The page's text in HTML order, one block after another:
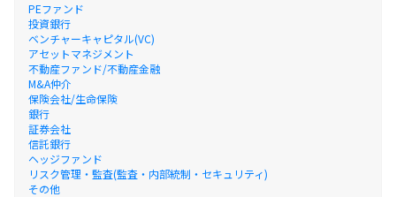
PEファンド
投資銀行
ベンチャーキャピタル(VC)
アセットマネジメント
不動産ファンド/不動産金融
M&A仲介
保険会社/生命保険
銀行
証券会社
信託銀行
ヘッジファンド
リスク管理・監査(監査・内部統制・セキュリティ)
その他